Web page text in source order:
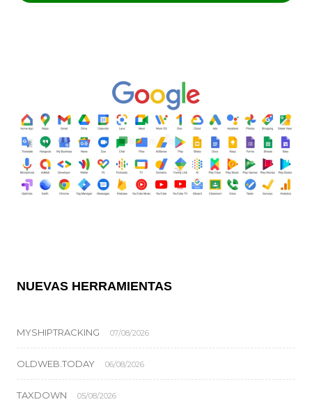
NUEVAS HERRAMIENTAS
MYSHIPTRACKING 07/08/2026
OLDWEB.TODAY 06/08/2026
TAXDOWN 05/08/2026